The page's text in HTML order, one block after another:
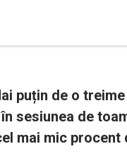
puțin de o
sesiunea de
mai mic procent